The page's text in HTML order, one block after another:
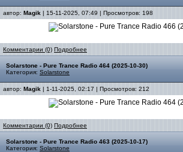
автор: Magik | 15-11-2025, 07:49 | Просмотров: 198
Комментарии (0) Подробнее
Solarstone - Pure Trance Radio 464 (2025-10-30)
Категория: Solarstone
автор: Magik | 1-11-2025, 02:17 | Просмотров: 212
Комментарии (0) Подробнее
Solarstone - Pure Trance Radio 463 (2025-10-17)
Категория: Solarstone